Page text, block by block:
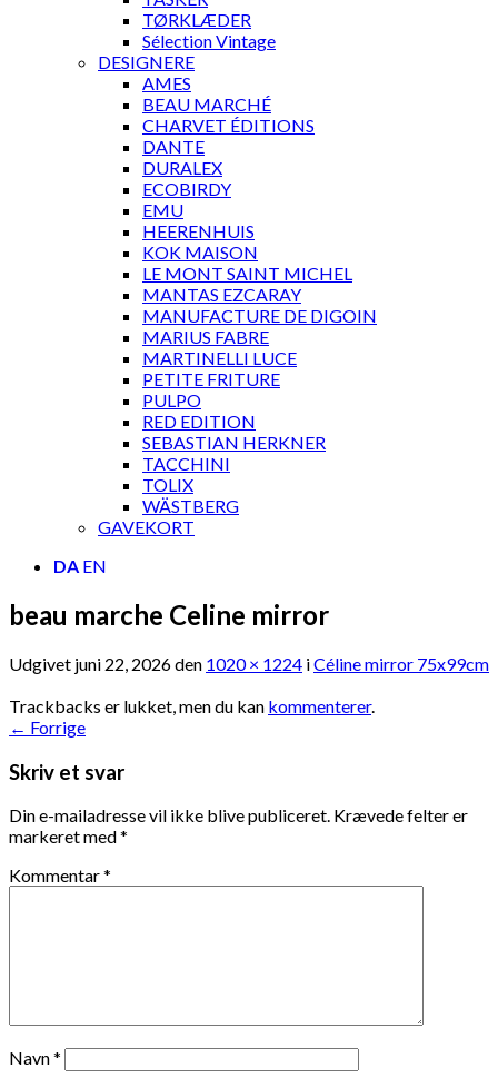
TØRKLÆDER
Sélection Vintage
DESIGNERE
AMES
BEAU MARCHÉ
CHARVET ÉDITIONS
DANTE
DURALEX
ECOBIRDY
EMU
HEERENHUIS
KOK MAISON
LE MONT SAINT MICHEL
MANTAS EZCARAY
MANUFACTURE DE DIGOIN
MARIUS FABRE
MARTINELLI LUCE
PETITE FRITURE
PULPO
RED EDITION
SEBASTIAN HERKNER
TACCHINI
TOLIX
WÄSTBERG
GAVEKORT
DA EN
beau marche Celine mirror
Udgivet juni 22, 2026den 1020 × 1224 iCéline mirror 75x99cm
Trackbacks er lukket, men du kan kommenterer.
← Forrige
Skriv et svar
Din e-mailadresse vil ikke blive publiceret. Krævede felter er
markeret med*
Kommentar*
Navn*